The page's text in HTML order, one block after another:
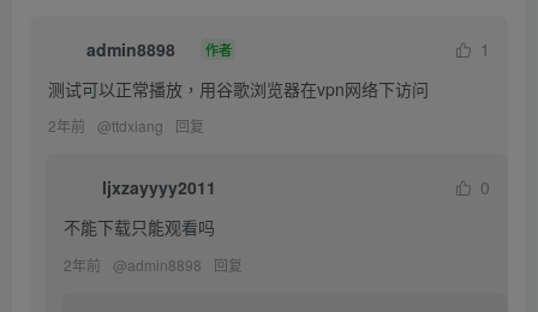
admin8898 作者
1
测试可以正常播放，用谷歌浏览器在vpn网络下访问
2年前 @ttdxiang 回复
ljxzayyyy2011
0
不能下载只能观看吗
2年前 @admin8898 回复